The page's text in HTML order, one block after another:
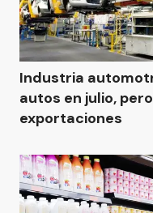
Industria
autos en julio,
exportaciones